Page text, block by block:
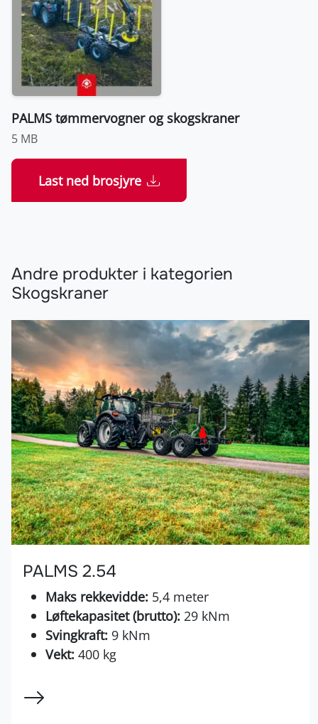
PALMS tømmervogner og skogskraner
5 MB
Last ned brosjyre
Andre produkter i kategorien
Skogskraner
PALMS 2.54
Maks rekkevidde: 5,4 meter
Løftekapasitet (brutto): 29 kNm
Svingkraft: 9 kNm
Vekt: 400 kg